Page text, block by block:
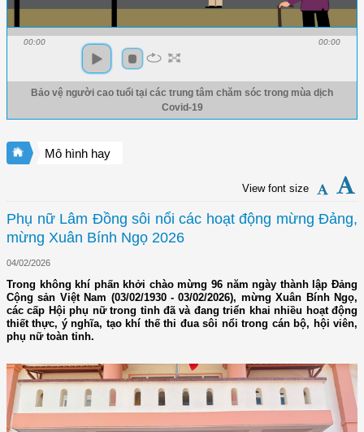
00:00 00:00
Bảo vệ người cao tuổi tại các trung tâm chăm sóc trong mùa dịch
Covid-19
Mô hình hay
View font size
Phụ nữ Lâm Đồng sôi nổi các hoạt động mừng Đảng,
mừng Xuân Bính Ngọ 2026
04/02/2026
Trong không khí phấn khởi chào mừng 96 năm ngày thành lập Đảng
Cộng sản Việt Nam (03/02/1930 - 03/02/2026), mừng Xuân Bính Ngọ,
các cấp Hội phụ nữ trong tỉnh đã và đang triển khai nhiều hoạt động
thiết thực, ý nghĩa, tạo khí thế thi đua sôi nổi trong cán bộ, hội viên,
phụ nữ toàn tỉnh.